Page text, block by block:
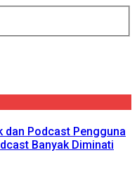
dan Podcast Pengguna
Banyak Diminati